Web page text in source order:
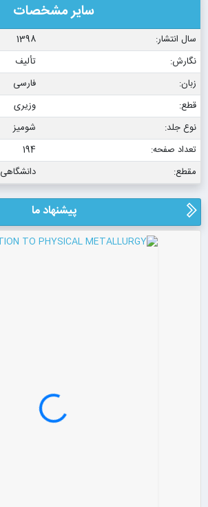
سایر مشخصات
سال انتشار:
1398
نگارش:
تألیف
زبان:
فارسی
قطع:
وزیری
نوع جلد:
شومیز
تعداد صفحه:
194
مقطع:
دانشگاهی
پیشنهاد ما